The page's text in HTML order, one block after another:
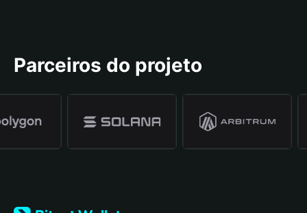
Parceiros do projeto